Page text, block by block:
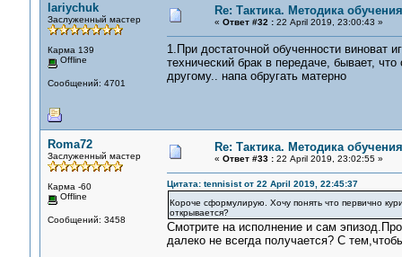
lariychuk
Заслуженный мастер
Карма 139
Offline
Сообщений: 4701
Re: Тактика. Методика обучения
« Ответ #32 :22 April 2019, 23:00:43 »
1.При достаточной обученности виноват
технический брак в передаче, бывает,
другому.. напа обругать матерно
Roma72
Заслуженный мастер
Карма -60
Offline
Сообщений: 3458
Re: Тактика. Методика обучения
« Ответ #33 :22 April 2019, 23:02:55 »
Цитата: tennisist от 22 April 2019, 22:45:37
Короче сформулирую. Хочу понять что первично
открывается?
Смотрите на исполнение и сам
далеко не всегда получается? С